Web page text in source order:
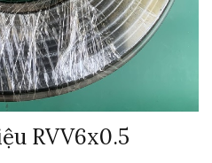
RVV6x0.5